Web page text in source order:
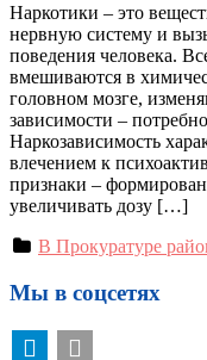
Наркотики – это
нервную систему и
поведения человека.
вмешиваются в
головном мозге,
зависимости –
Наркозависимость
влечением к
признаки –
увеличивать дозу […]
В Прокуратуре
Мы в соцсетях